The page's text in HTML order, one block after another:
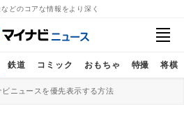
どのコアな情報をより深く
鉄道 コミック おもちゃ 特撮 将棋
ニュースを優先表示する方法